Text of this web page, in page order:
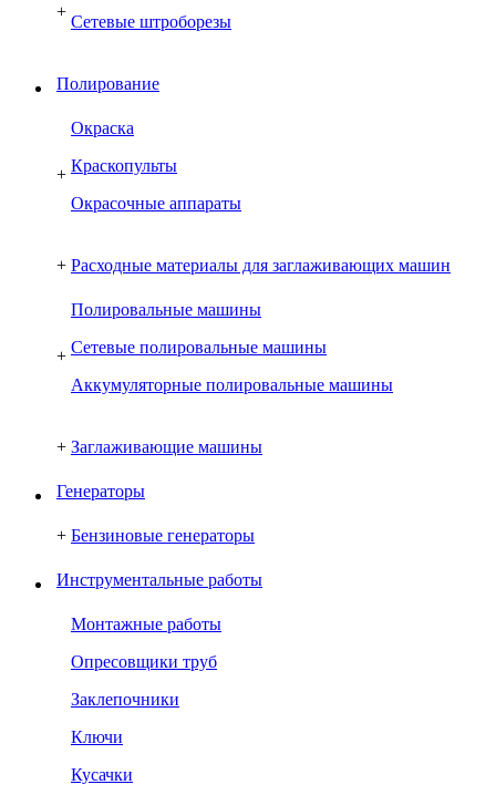
+
Сетевые штроборезы
Полирование
+
Окраска
Краскопульты
Окрасочные аппараты
+ Расходные материалы для заглаживающих машин
+
Полировальные машины
Сетевые полировальные машины
Аккумуляторные полировальные машины
+ Заглаживающие машины
Генераторы
+ Бензиновые генераторы
Инструментальные работы
Монтажные работы
Опресовщики труб
Заклепочники
Ключи
Кусачки